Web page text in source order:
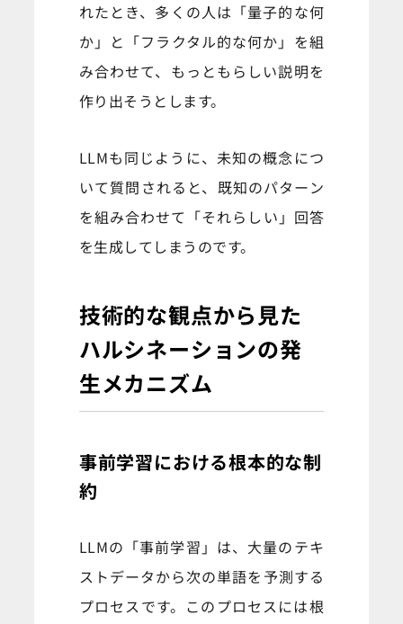
れたとき、多くの人は「量子的な何
か」と「フラクタル的な何か」を組
み合わせて、もっともらしい説明を
作り出そうとします。
LLMも同じように、未知の概念につ
いて質問されると、既知のパターン
を組み合わせて「それらしい」回答
を生成してしまうのです。
技術的な観点から見た
ハルシネーションの発
生メカニズム
事前学習における根本的な制
約
LLMの「事前学習」は、大量のテキ
ストデータから次の単語を予測する
プロセスです。このプロセスには根